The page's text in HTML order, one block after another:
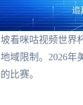
看咪咕视频世界
域限制。2026
比赛。